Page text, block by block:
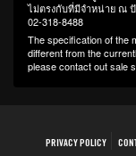
ไม่ตรงกับที่มีจำหน่าย ณ
02-318-8488
The specification of the
different from the
please contact out sale
PRIVACY POLICY